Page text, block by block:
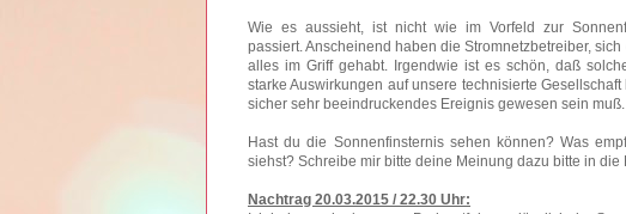
Wie es aussieht, ist nicht wie im Vorfeld zur
passiert. Anscheinend haben die Stromnetzbetreiber,
alles im Griff gehabt. Irgendwie ist es schön, daß
starke Auswirkungen auf unsere technisierte
sicher sehr beeindruckendes Ereignis gewesen sein muß.
Hast du die Sonnenfinsternis sehen können? Was
siehst? Schreibe mir bitte deine Meinung dazu bitte in die
Nachtrag 20.03.2015 / 22.30 Uhr: